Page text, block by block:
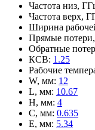
Частота низ,
Частота верх,
Ширина
Прямые
Обратные
КСВ: 1.25
Рабочие
W, мм: 12
L, мм: 10.67
H, мм: 4
C, мм: 0.635
E, мм: 5.34